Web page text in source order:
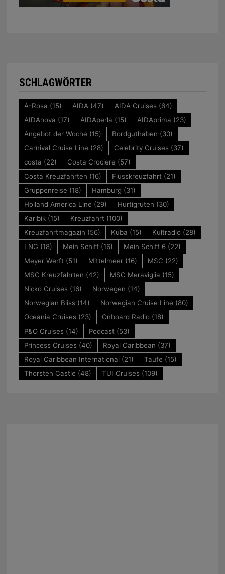
SCHLAGWÖRTER
A-Rosa (15) AIDA (47) AIDA Cruises (64)
AIDAnova (17) AIDAperla (15) AIDAprima (23)
Angebot der Woche (15) Bordguthaben (30)
Carnival Cruise Line (28) Celebrity Cruises (37)
costa (22) Costa Crociere (57)
Costa Kreuzfahrten (16) Flusskreuzfahrt (21)
Gruppenreise (18) Hamburg (31)
Holland America Line (29) Hurtigruten (30)
Karibik(15) Kreuzfahrt (100)
Kreuzfahrtmagazin (56) Kuba (15) Kultradio(28)
LNG (18) Mein Schiff(16) Mein Schiff 6(22)
Meyer Werft (51) Mittelmeer(16) MSC (22)
MSC Kreuzfahrten (42) MSC Meraviglia (15)
Nicko Cruises (16) Norwegen (14)
Norwegian Bliss (14) Norwegian Cruise Line (80)
Oceania Cruises (23) Onboard Radio(18)
P&O Cruises (14) Podcast (53)
Princess Cruises (40) Royal Caribbean (37)
Royal Caribbean International (21) Taufe (15)
Thorsten Castle (48) TUI Cruises (109)